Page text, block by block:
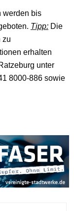
werden bis
Tipp: Die
zu
erhalten
unter
8000-886 sowie